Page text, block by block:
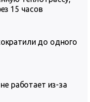
15 часов
до одного
работает из-за